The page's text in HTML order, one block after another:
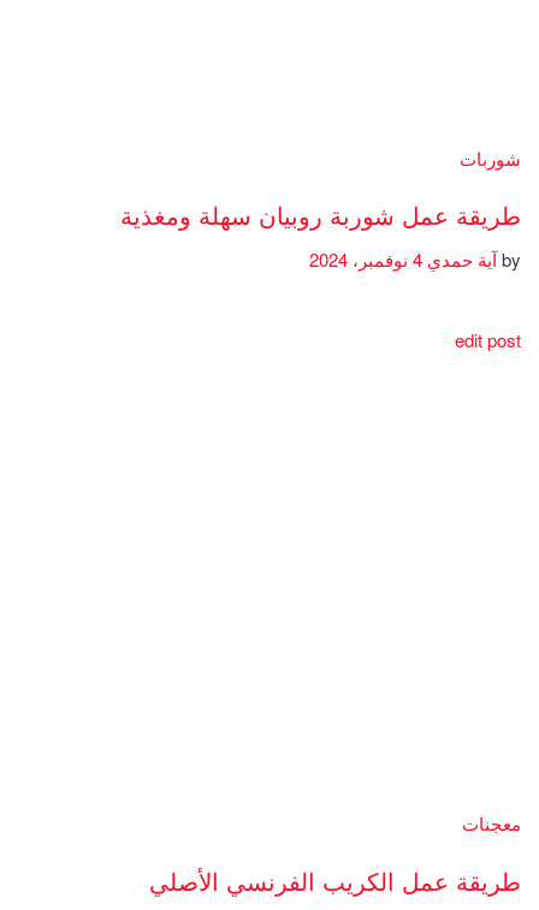
شوربات
طريقة عمل شوربة روبيان سهلة ومغذية
byآية حمدي
edit post
معجنات
طريقة عمل الكريب الفرنسي الأصلي